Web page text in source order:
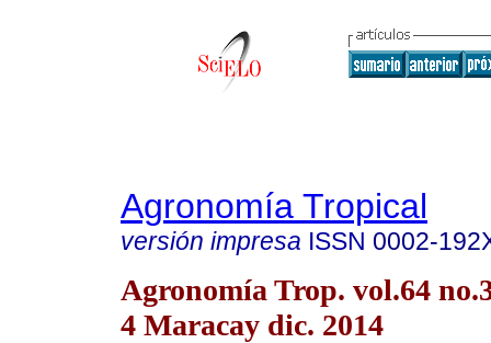
Agronomía Tropical
versión impresa ISSN 0002-
Agronomía Trop. vol.64
4 Maracay dic. 2014